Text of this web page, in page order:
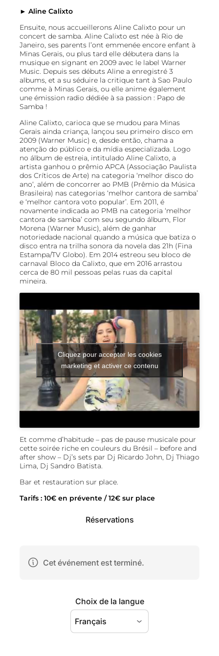
► Aline Calixto
Ensuite, nous accueillerons Aline Calixto pour un
concert de samba. Aline Calixto est née à Rio de
Janeiro, ses parents l’ont emmenée encore enfant à
Minas Gerais, ou plus tard elle débutera dans la
musique en signant en 2009 avec le label Warner
Music. Depuis ses débuts Aline a enregistré 3
albums, et a su séduire la critique tant à Sao Paulo
comme à Minas Gerais, ou elle anime également
une émission radio dédiée à sa passion : Papo de
Samba !
Aline Calixto, carioca que se mudou para Minas
Gerais ainda criança, lançou seu primeiro disco em
2009 (Warner Music) e, desde então, chama a
atenção do público e da mídia especializada. Logo
no álbum de estreia, intitulado Aline Calixto, a
artista ganhou o prêmio APCA (Associação Paulista
dos Críticos de Arte) na categoria ‘melhor disco do
ano‘, além de concorrer ao PMB (Prêmio da Música
Brasileira) nas categorias ‘melhor cantora de samba’
e ‘melhor cantora voto popular’. Em 2011, é
novamente indicada ao PMB na categoria ‘melhor
cantora de samba’ com seu segundo álbum, Flor
Morena (Warner Music), além de ganhar
notoriedade nacional quando a música que batiza o
disco entra na trilha sonora da novela das 21h (Fina
Estampa/TV Globo). Em 2014 estreou seu bloco de
carnaval Bloco da Calixto, que em 2016 arrastou
cerca de 80 mil pessoas pelas ruas da capital
mineira.
Cliquez pour accepter les cookies
marketing et activer ce contenu
Et comme d’habitude – pas de pause musicale pour
cette soirée riche en couleurs du Brésil – before and
after show – Dj’s sets par Dj Ricardo John, Dj Thiago
Lima, Dj Sandro Batista.
Bar et restauration sur place.
Tarifs : 10€ en prévente / 12€ sur place